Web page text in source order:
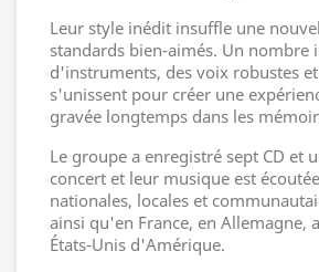
Leur style inédit insuffle une
standards bien-aimés. Un nombre
d'instruments, des voix robustes
s'unissent pour créer une
gravée longtemps dans les
Le groupe a enregistré sept CD et
concert et leur musique est
nationales, locales et
ainsi qu'en France, en Allemagne,
États-Unis d'Amérique.